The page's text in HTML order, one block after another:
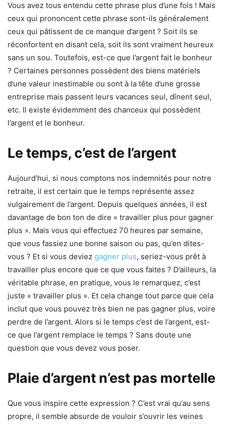
Vous avez tous entendu cette phrase plus d’une fois ! Mais
ceux qui prononcent cette phrase sont-ils généralement
ceux qui pâtissent de ce manque d’argent ? Soit ils se
réconfortent en disant cela, soit ils sont vraiment heureux
sans un sou. Toutefois, est-ce que l’argent fait le bonheur
? Certaines personnes possèdent des biens matériels
d’une valeur inestimable ou sont à la tête d’une grosse
entreprise mais passent leurs vacances seul, dînent seul,
etc. Il existe évidemment des chanceux qui possèdent
l’argent et le bonheur.
Le temps, c’est de l’argent
Aujourd’hui, si nous comptons nos indemnités pour notre
retraite, il est certain que le temps représente assez
vulgairement de l’argent. Depuis quelques années, il est
davantage de bon ton de dire « travailler plus pour gagner
plus ». Mais vous qui effectuez 70 heures par semaine,
que vous fassiez une bonne saison ou pas, qu’en dites-
vous ? Et si vous deviez gagner plus, seriez-vous prêt à
travailler plus encore que ce que vous faites ? D’ailleurs, la
véritable phrase, en pratique, vous le remarquez, c’est
juste « travailler plus ». Et cela change tout parce que cela
inclut que vous pouvez très bien ne pas gagner plus, voire
perdre de l’argent. Alors si le temps c’est de l’argent, est-
ce que l’argent remplace le temps ? Sans doute une
question que vous devez vous poser.
Plaie d’argent n’est pas mortelle
Que vous inspire cette expression ? C’est vrai qu’au sens
propre, il semble absurde de vouloir s’ouvrir les veines